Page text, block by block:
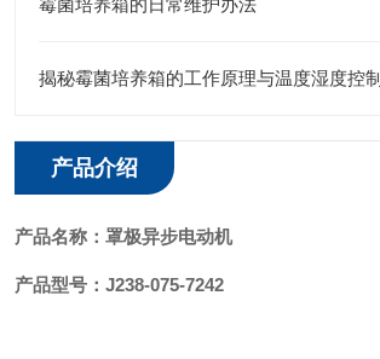
霉菌培养箱的日常维护办法
揭秘霉菌培养箱的工作原理与温度湿度控制
产品介绍
产品名称：罩极异步电动机
产品型号：J238-075-7242